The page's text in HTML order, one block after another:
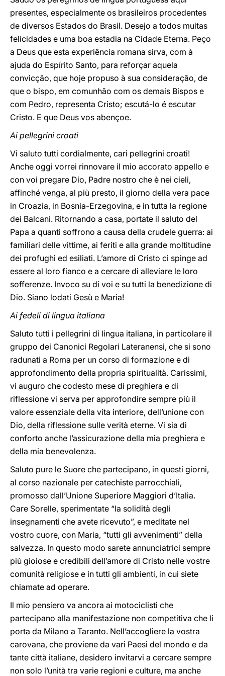
presentes, especialmente os brasileiros procedentes
de diversos Estados do Brasil. Desejo a todos muitas
felicidades e uma boa estadia na Cidade Eterna. Peço
a Deus que esta experiência romana sirva, com à
ajuda do Espírito Santo, para reforçar aquela
convicção, que hoje propuso à sua consideração, de
que o bispo, em comunhão com os demais Bispos e
com Pedro, representa Cristo; escutá-lo é escutar
Cristo. E que Deus vos abençoe.
Ai pellegrini croati
Vi saluto tutti cordialmente, cari pellegrini croati!
Anche oggi vorrei rinnovare il mio accorato appello e
con voi pregare Dio, Padre nostro che è nei cieli,
affinché venga, al più presto, il giorno della vera pace
in Croazia, in Bosnia-Erzegovina, e in tutta la regione
dei Balcani. Ritornando a casa, portate il saluto del
Papa a quanti soffrono a causa della crudele guerra: ai
familiari delle vittime, ai feriti e alla grande moltitudine
dei profughi ed esiliati. L’amore di Cristo ci spinge ad
essere al loro fianco e a cercare di alleviare le loro
sofferenze. Invoco su di voi e su tutti la benedizione di
Dio. Siano lodati Gesù e Maria!
Ai fedeli di lingua italiana
Saluto tutti i pellegrini di lingua italiana, in particolare il
gruppo dei Canonici Regolari Lateranensi, che si sono
radunati a Roma per un corso di formazione e di
approfondimento della propria spiritualità. Carissimi,
vi auguro che codesto mese di preghiera e di
riflessione vi serva per approfondire sempre più il
valore essenziale della vita interiore, dell’unione con
Dio, della riflessione sulle verità eterne. Vi sia di
conforto anche l’assicurazione della mia preghiera e
della mia benevolenza.
Saluto pure le Suore che partecipano, in questi giorni,
al corso nazionale per catechiste parrocchiali,
promosso dall’Unione Superiore Maggiori d’Italia.
Care Sorelle, sperimentate “la solidità degli
insegnamenti che avete ricevuto”, e meditate nel
vostro cuore, con Maria, “tutti gli avvenimenti” della
salvezza. In questo modo sarete annunciatrici sempre
più gioiose e credibili dell’amore di Cristo nelle vostre
comunità religiose e in tutti gli ambienti, in cui siete
chiamate ad operare.
Il mio pensiero va ancora ai motociclisti che
partecipano alla manifestazione non competitiva che li
porta da Milano a Taranto. Nell’accogliere la vostra
carovana, che proviene da vari Paesi del mondo e da
tante città italiane, desidero invitarvi a cercare sempre
non solo l’unità tra varie regioni e culture, ma anche